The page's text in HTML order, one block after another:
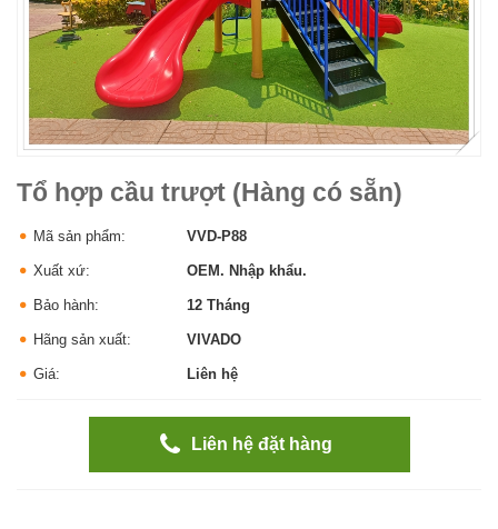
Tổ hợp cầu trượt (Hàng có sẵn)
Mã sản phẩm: VVD-P88
Xuất xứ: OEM. Nhập khẩu.
Bảo hành: 12 Tháng
Hãng sản xuất: VIVADO
Giá: Liên hệ
Liên hệ đặt hàng